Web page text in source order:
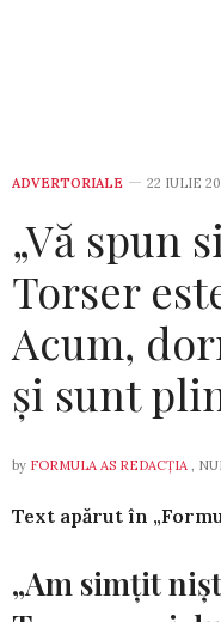
ADVERTORIALE 22 IULIE
„Vă spun
Torser
Acum,
şi sunt
by FORMULA AS REDACȚIA ,
Text apărut în
„Am simţit